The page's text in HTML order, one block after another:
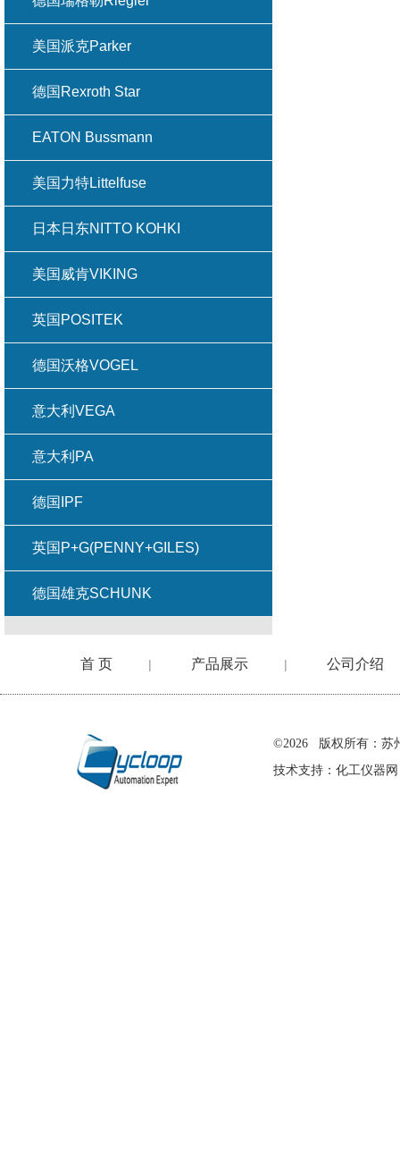
美国派克Parker
德国Rexroth Star
EATON Bussmann
美国力特Littelfuse
日本日东NITTO KOHKI
美国威肯VIKING
英国POSITEK
德国沃格VOGEL
意大利VEGA
意大利PA
德国IPF
英国P+G(PENNY+GILES)
德国雄克SCHUNK
首 页 | 产品展示 | 公司介绍
©2026 版权所有：苏
技术支持： 化工仪器网